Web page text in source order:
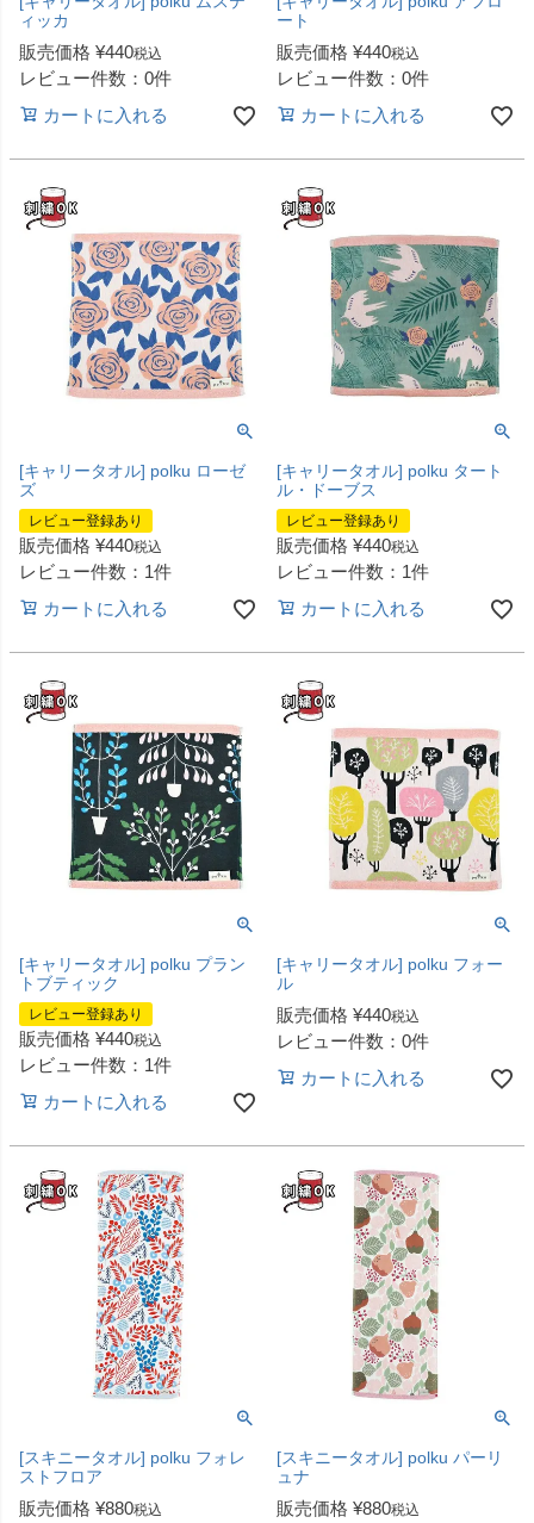
ィッカ
販売価格 ¥440税込
レビュー件数：0件
カートに入れる
ート
販売価格 ¥440税込
レビュー件数：0件
カートに入れる
[キャリータオル] polku ローゼ
ズ
レビュー登録あり
販売価格 ¥440税込
レビュー件数：1件
カートに入れる
[キャリータオル] polku タート
ル・ドーブス
レビュー登録あり
販売価格 ¥440税込
レビュー件数：1件
カートに入れる
[キャリータオル] polku プラン
トブティック
レビュー登録あり
販売価格 ¥440税込
レビュー件数：1件
カートに入れる
[キャリータオル] polku フォー
ル
販売価格 ¥440税込
レビュー件数：0件
カートに入れる
[スキニータオル] polku フォレ
ストフロア
販売価格 ¥880税込
[スキニータオル] polku パーリ
ュナ
販売価格 ¥880税込